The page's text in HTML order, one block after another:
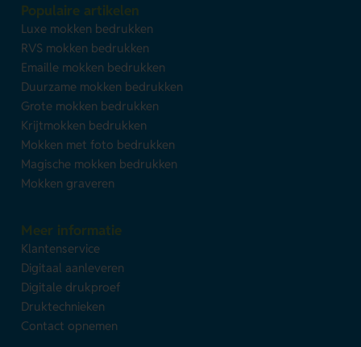
Populaire artikelen
Luxe mokken bedrukken
RVS mokken bedrukken
Emaille mokken bedrukken
Duurzame mokken bedrukken
Grote mokken bedrukken
Krijtmokken bedrukken
Mokken met foto bedrukken
Magische mokken bedrukken
Mokken graveren
Meer informatie
Klantenservice
Digitaal aanleveren
Digitale drukproef
Druktechnieken
Contact opnemen